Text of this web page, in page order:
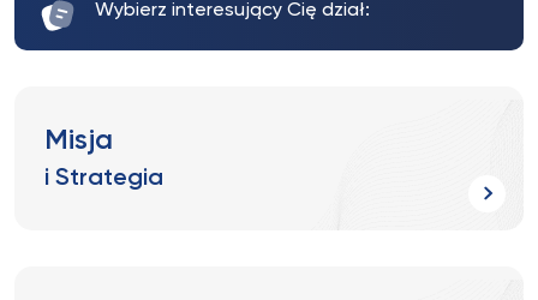
Wybierz interesujący Cię dział:
Misja
i Strategia